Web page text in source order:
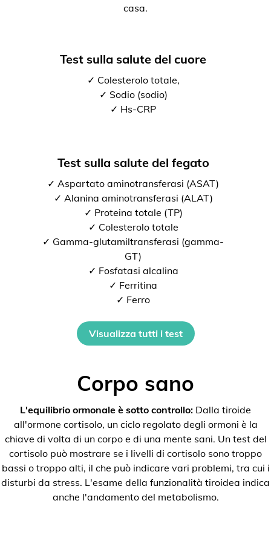
casa.
Test sulla salute del cuore
✓ Colesterolo totale,
✓ Sodio (sodio)
✓ Hs-CRP
Test sulla salute del fegato
✓ Aspartato aminotransferasi (ASAT)
✓ Alanina aminotransferasi (ALAT)
✓ Proteina totale (TP)
✓ Colesterolo totale
✓ Gamma-glutamiltransferasi (gamma-
GT)
✓ Fosfatasi alcalina
✓ Ferritina
✓ Ferro
Visualizza tutti i test
Corpo sano
L'equilibrio ormonale è sotto controllo: Dalla tiroide
all'ormone cortisolo, un ciclo regolato degli ormoni è la
chiave di volta di un corpo e di una mente sani. Un test del
cortisolo può mostrare se i livelli di cortisolo sono troppo
bassi o troppo alti, il che può indicare vari problemi, tra cui i
disturbi da stress. L'esame della funzionalità tiroidea indica
anche l'andamento del metabolismo.